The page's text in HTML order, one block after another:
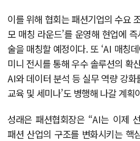
이를 위해 협회는 패션기업의 수요
모 매칭 라운드’를 운영해 현업에
술을 매칭할 예정이다. 또 ‘AI 매칭
미니 전시를 통해 우수 솔루션의 확
AI와 데이터 분석 등 실무 역량 강화
교육 및 세미나’도 병행해 나갈 계획
성래은 패션협회장은 “AI는 이제
패션 산업의 구조를 변화시키는 핵